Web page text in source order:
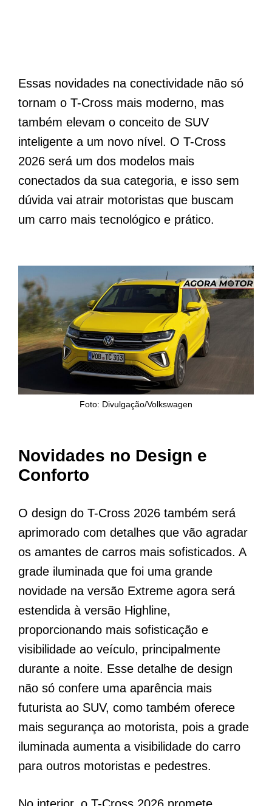
Essas novidades na conectividade não só
tornam o T-Cross mais moderno, mas
também elevam o conceito de SUV
inteligente a um novo nível. O T-Cross
2026 será um dos modelos mais
conectados da sua categoria, e isso sem
dúvida vai atrair motoristas que buscam
um carro mais tecnológico e prático.
Foto: Divulgação/Volkswagen
Novidades no Design e
Conforto
O design do T-Cross 2026 também será
aprimorado com detalhes que vão agradar
os amantes de carros mais sofisticados. A
grade iluminada que foi uma grande
novidade na versão Extreme agora será
estendida à versão Highline,
proporcionando mais sofisticação e
visibilidade ao veículo, principalmente
durante a noite. Esse detalhe de design
não só confere uma aparência mais
futurista ao SUV, como também oferece
mais segurança ao motorista, pois a grade
iluminada aumenta a visibilidade do carro
para outros motoristas e pedestres.